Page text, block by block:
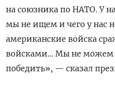
на союзника по НАТО. У
мы не ищем и чего у нас
американские войска
войсками… Мы не можем
победить», — сказал